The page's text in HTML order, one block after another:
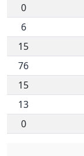
0
6
15
76
15
13
0